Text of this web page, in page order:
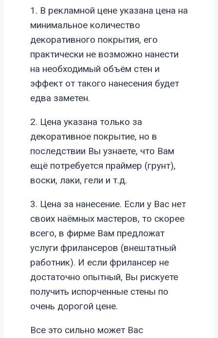
1. В рекламной цене указана цена на
минимальное количество
декоративного покрытия, его
практически не возможно нанести
на необходимый объём стен и
эффект от такого нанесения будет
едва заметен.
2. Цена указана только за
декоративное покрытие, но в
последствии Вы узнаете, что Вам
ещё потребуется праймер (грунт),
воски, лаки, гели и т.д.
3. Цена за нанесение. Если у Вас нет
своих наёмных мастеров, то скорее
всего, в фирме Вам предложат
услуги фрилансеров (внештатный
работник). И если фрилансер не
достаточно опытный, Вы рискуете
получить испорченные стены по
очень дорогой цене.
Все это сильно может Вас